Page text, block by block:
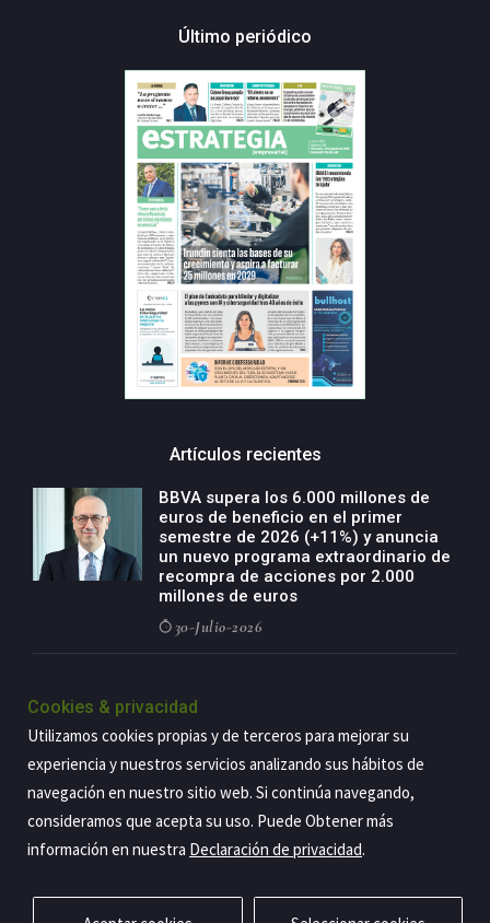
Último periódico
Artículos recientes
BBVA supera los 6.000 millones de
euros de beneficio en el primer
semestre de 2026 (+11%) y anuncia
un nuevo programa extraordinario de
recompra de acciones por 2.000
millones de euros
30-Julio-2026
negocio agro con un modelo global
de especialización presente en siete
países
29-Julio-2026
Cookies & privacidad
Utilizamos cookies propias y de terceros para mejorar su
experiencia y nuestros servicios analizando sus hábitos de
navegación en nuestro sitio web. Si continúa navegando,
consideramos que acepta su uso. Puede Obtener más
información en nuestra Declaración de privacidad.